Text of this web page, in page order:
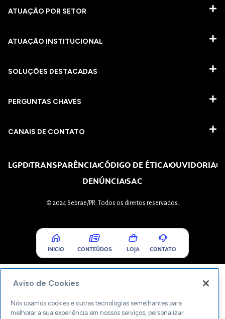
ATUAÇÃO POR SETOR
ATUAÇÃO INSTITUCIONAL
SOLUÇÕES DESTACADAS
PERGUNTAS CHAVES​
CANAIS DE CONTATO
LGPDTRANSPARÊNCIACÓDIGO DE ÉTICAOUVIDORIA
DENÚNCIASAC
© 2024 Sebrae/PR. Todos os direitos reservados.
INICIO CONTEÚDOS LOJA CONTATO
Aviso de Cookies
Nós usamos cookies e outras tecnologias semelhantes para
melhorar a sua experiência em nossos serviços, personalizar